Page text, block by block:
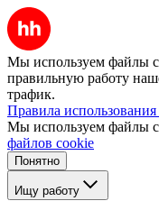
Мы используем файлы
правильную работу
трафик.
Правила
Мы используем файлы
файлов cookie
Понятно
Ищу работу